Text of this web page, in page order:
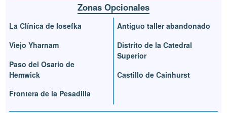
Zonas Opcionales
La Clínica de Iosefka
Viejo Yharnam
Paso del Osario de
Hemwick
Frontera de la Pesadilla
Antiguo taller abandonado
Distrito de la Catedral
Superior
Castillo de Cainhurst